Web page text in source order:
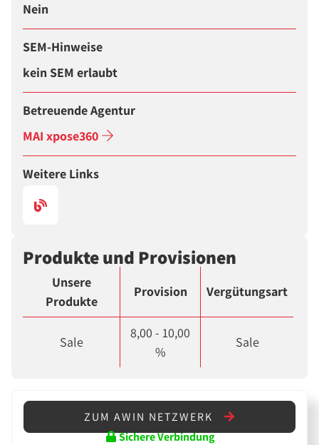
Nein
SEM-Hinweise
kein SEM erlaubt
Betreuende Agentur
MAI xpose360
Weitere Links
Produkte und Provisionen
Unsere
Produkte
Provision Vergütungsart
Sale
8,00 - 10,00
%
Sale
ZUM AWIN NETZWERK
Sichere Verbindung